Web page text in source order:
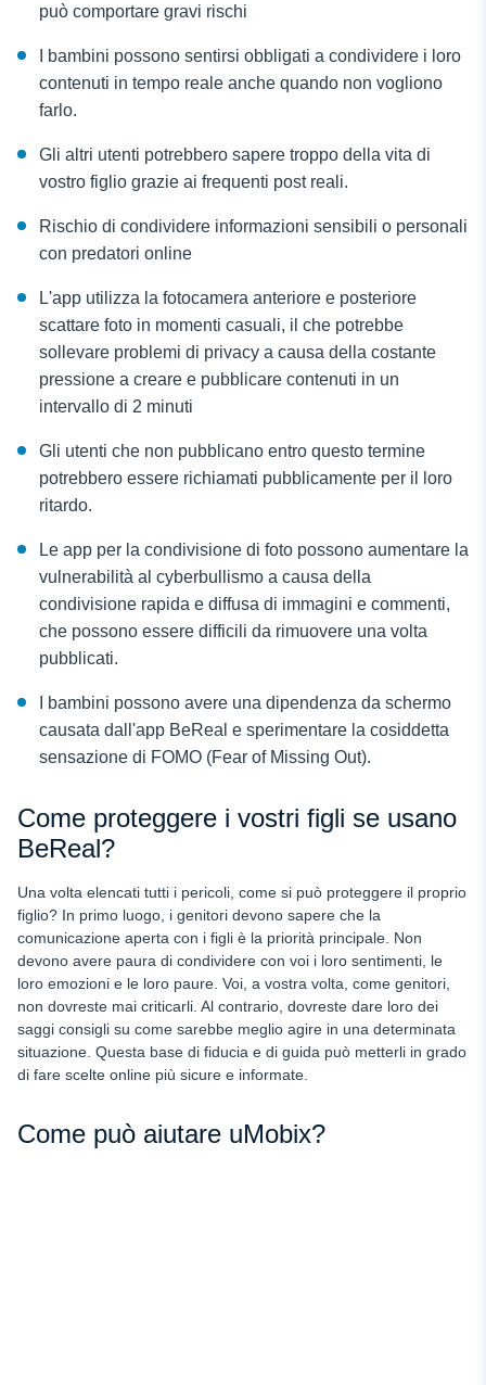
può comportare gravi rischi
I bambini possono sentirsi obbligati a condividere i loro
contenuti in tempo reale anche quando non vogliono
farlo.
Gli altri utenti potrebbero sapere troppo della vita di
vostro figlio grazie ai frequenti post reali.
Rischio di condividere informazioni sensibili o personali
con predatori online
L'app utilizza la fotocamera anteriore e posteriore
scattare foto in momenti casuali, il che potrebbe
sollevare problemi di privacy a causa della costante
pressione a creare e pubblicare contenuti in un
intervallo di 2 minuti
Gli utenti che non pubblicano entro questo termine
potrebbero essere richiamati pubblicamente per il loro
ritardo.
Le app per la condivisione di foto possono aumentare la
vulnerabilità al cyberbullismo a causa della
condivisione rapida e diffusa di immagini e commenti,
che possono essere difficili da rimuovere una volta
pubblicati.
I bambini possono avere una dipendenza da schermo
causata dall'app BeReal e sperimentare la cosiddetta
sensazione di FOMO (Fear of Missing Out).
Come proteggere i vostri figli se usano
BeReal?
Una volta elencati tutti i pericoli, come si può proteggere il proprio
figlio? In primo luogo, i genitori devono sapere che la
comunicazione aperta con i figli è la priorità principale. Non
devono avere paura di condividere con voi i loro sentimenti, le
loro emozioni e le loro paure. Voi, a vostra volta, come genitori,
non dovreste mai criticarli. Al contrario, dovreste dare loro dei
saggi consigli su come sarebbe meglio agire in una determinata
situazione. Questa base di fiducia e di guida può metterli in grado
di fare scelte online più sicure e informate.
Come può aiutare uMobix?